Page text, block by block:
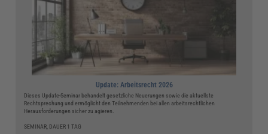
Update: Arbeitsrecht 2026
Dieses Update-Seminar behandelt gesetzliche Neuerungen sowie die aktuellste
Rechtsprechung und ermöglicht den Teilnehmenden bei allen arbeitsrechtlichen
Herausforderungen sicher zu agieren.
SEMINAR, DAUER 1 TAG